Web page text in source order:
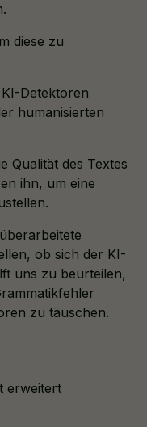
diese zu
Detektoren
humanisierten
Qualität des Textes
ihn, um eine
ob sich der KI-
uns zu beurteilen,
zu täuschen.
erweitert